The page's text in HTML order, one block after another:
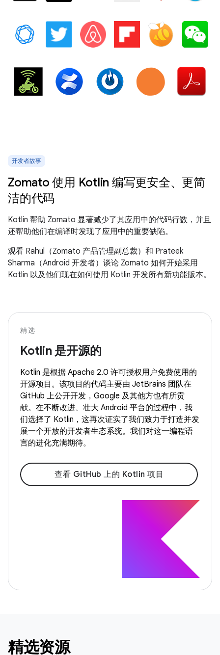
开发者故事
Zomato 使用 Kotlin 编写更安全、更简
洁的代码
Kotlin 帮助 Zomato 显著减少了其应用中的代码行数，并且
还帮助他们在编译时发现了应用中的重要缺陷。
观看 Rahul（Zomato 产品管理副总裁）和 Prateek
Sharma（Android 开发者）谈论 Zomato 如何开始采用
Kotlin 以及他们现在如何使用 Kotlin 开发所有新功能版本。
精选
Kotlin 是开源的
Kotlin 是根据 Apache 2.0 许可授权用户免费使用的
开源项目。该项目的代码主要由 JetBrains 团队在
GitHub 上公开开发，Google 及其他方也有所贡
献。在不断改进、壮大 Android 平台的过程中，我
们选择了 Kotlin，这再次证实了我们致力于打造并发
展一个开放的开发者生态系统。我们对这一编程语
言的进化充满期待。
查看 GitHub 上的 Kotlin 项目
精选资源